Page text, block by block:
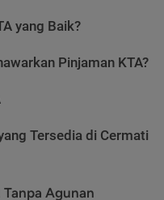
yang Baik?
Pinjaman KTA?
Tersedia di Cermati
Agunan